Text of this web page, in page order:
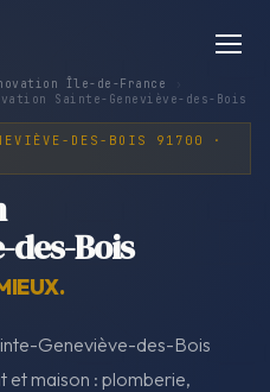
Île-de-France
Sainte-Geneviève-des-Bois
DES-BOIS 91700 ·
des-Bois
Geneviève-des-Bois
et maison : plomberie,